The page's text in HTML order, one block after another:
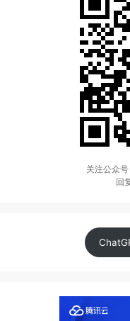
关注公众
回